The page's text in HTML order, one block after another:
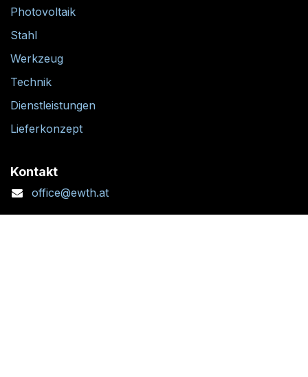
Photovoltaik
Stahl
Werkzeug
Technik
Dienstleistungen
Lieferkonzept
Kontakt
office@ewth.at